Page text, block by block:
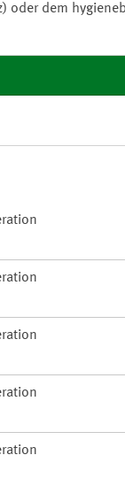
dem